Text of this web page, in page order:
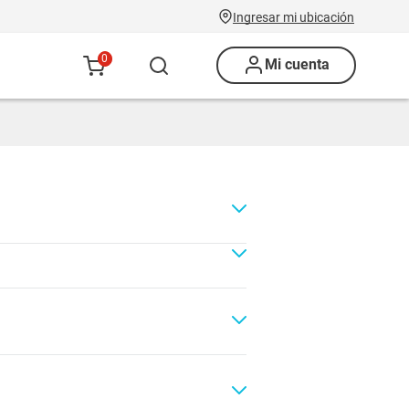
Ingresar mi ubicación
0 Mi cuenta